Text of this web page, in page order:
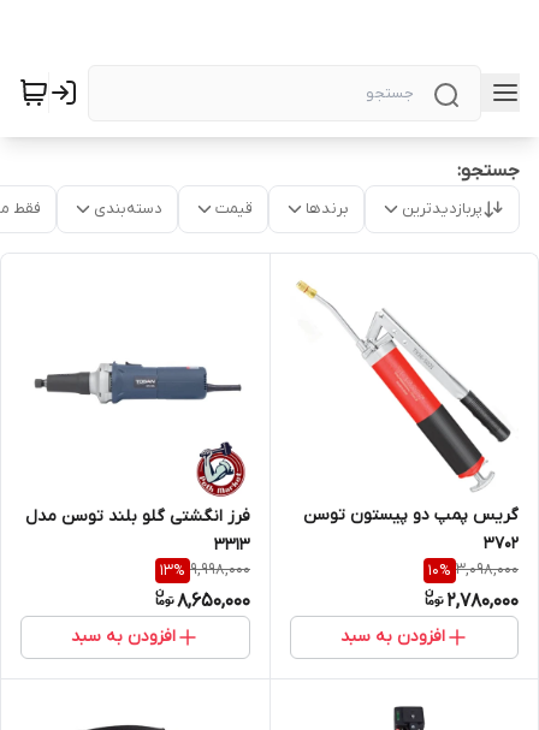
جستجو:
پربازدیدترین برندها قیمت دسته‌بندی فقط
گریس پمپ دو پیستون توسن
3702
3,098,000
10%
2,780,000
افزودن به سبد
فرز انگشتی گلو بلند توسن مدل
3313
9,998,000
13%
8,650,000
افزودن به سبد